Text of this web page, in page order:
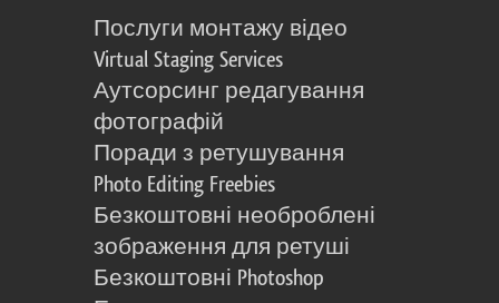
Послуги монтажу відео
Virtual Staging Services
Аутсорсинг редагування
фотографій
Поради з ретушування
Photo Editing Freebies
Безкоштовні необроблені
зображення для ретуші
Безкоштовні Photoshop